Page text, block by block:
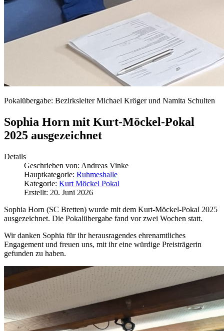
Pokalübergabe: Bezirksleiter Michael Kröger und Namita Schulten
Sophia Horn mit Kurt-Möckel-Pokal
2025 ausgezeichnet
Details
Geschrieben von: Andreas Vinke
Hauptkategorie: Ruhmeshalle
Kategorie: Kurt Möckel Pokal
Erstellt: 20. Juni 2026
Sophia Horn (SC Bretten) wurde mit dem Kurt-Möckel-Pokal 2025
ausgezeichnet. Die Pokalübergabe fand vor zwei Wochen statt.
Wir danken Sophia für ihr herausragendes ehrenamtliches
Engagement und freuen uns, mit ihr eine würdige Preisträgerin
gefunden zu haben.